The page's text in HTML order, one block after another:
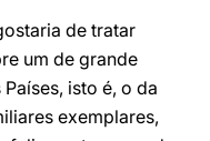
de tratar
um de grande
isto é, o da
exemplares,